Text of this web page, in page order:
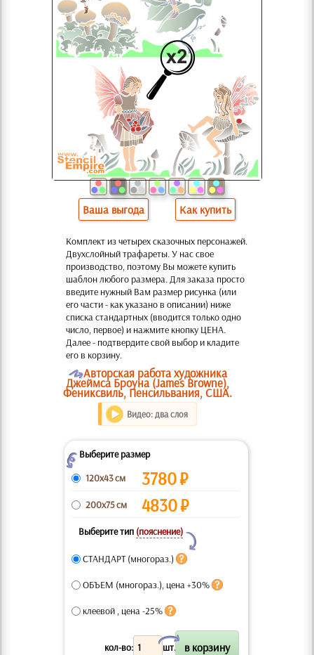
Ваша выгода Как купить
Комплект из четырех сказочных персонажей.
Двухслойный трафареты. У нас свое
производство, поэтому Вы можете купить
шаблон любого размера. Для заказа просто
введите нужный Вам размер рисунка (или
его части - как указано в описании) ниже
списка стандартных (вводится только одно
число, первое) и нажмите кнопку ЦЕНА.
Далее - подтвердите свой выбор и кладите
его в корзину.
OАвторская работа художника
Джеймса Броуна (James Browne),
Фениксвиль, Пенсильвания, США.
Видео: два слоя
ZВыберите размер
120x43 см
3780₽
200x75 см 4830₽
Выберите тип (пояснение)
Y
СТАНДАРТ (многораз.)
ОБЪЕМ (многораз.), цена +30%
клеевой , цена -25%
кол-во: шт.
X